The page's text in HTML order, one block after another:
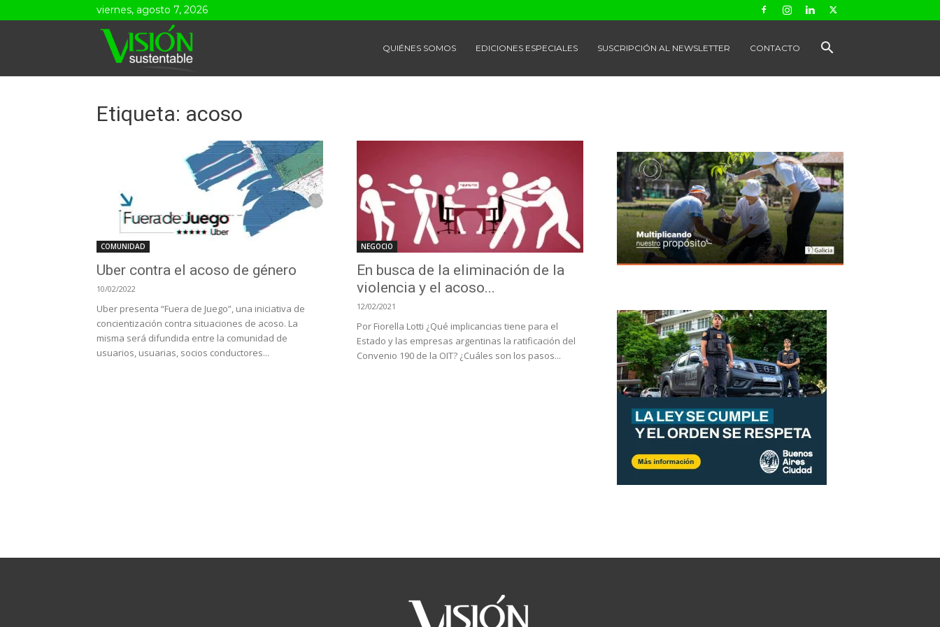
viernes, agosto 7, 2026
QUIÉNES SOMOS EDICIONES ESPECIALES SUSCRIPCIÓN AL NEWSLETTER CONTACTO
Etiqueta: acoso
COMUNIDAD
Uber contra el acoso de género
10/02/2022
Uber presenta “Fuera de Juego”, una iniciativa de
concientización contra situaciones de acoso. La
misma será difundida entre la comunidad de
usuarios, usuarias, socios conductores...
NEGOCIO
En busca de la eliminación de la
violencia y el acoso...
12/02/2021
Por Fiorella Lotti ¿Qué implicancias tiene para el
Estado y las empresas argentinas la ratificación del
Convenio 190 de la OIT? ¿Cuáles son los pasos...